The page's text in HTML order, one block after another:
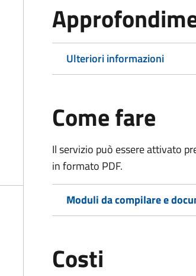
Ulteriori informazioni
Come fare
Il servizio può essere attivato
in formato PDF.
Moduli da compilare e
Costi